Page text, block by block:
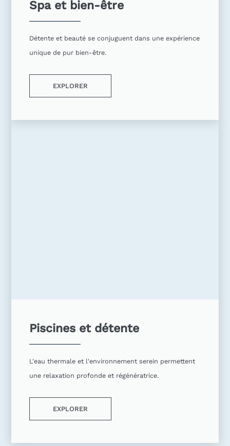
Spa et bien-être
Détente et beauté se conjuguent dans une expérience
unique de pur bien-être.
EXPLORER
Piscines et détente
L'eau thermale et l'environnement serein permettent
une relaxation profonde et régénératrice.
EXPLORER